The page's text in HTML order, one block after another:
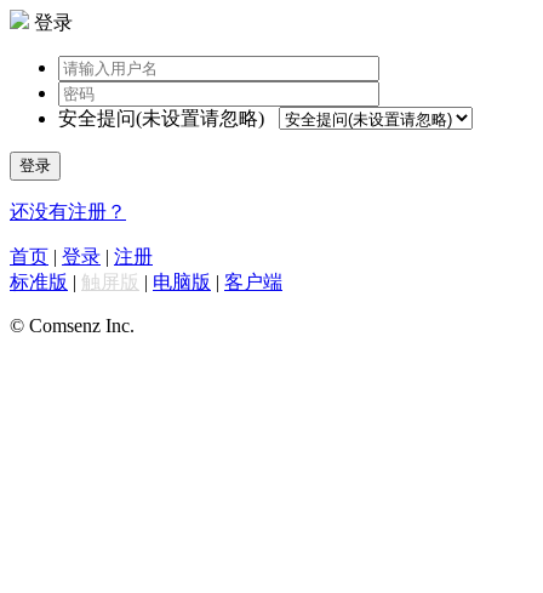
登录
安全提问(未设置请忽略)
登录
还没有注册？
首页 | 登录 | 注册
标准版 | 触屏版 | 电脑版 | 客户端
© Comsenz Inc.